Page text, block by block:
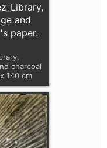
and
paper.
charcoal
140 cm